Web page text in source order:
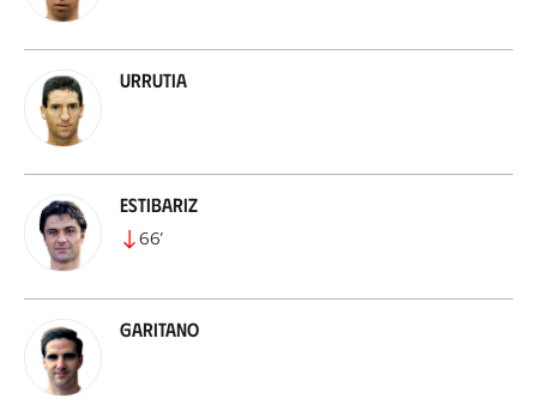
Urrutia
Estibariz
66’
Garitano